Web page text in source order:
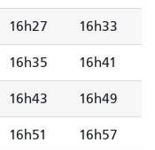
16h27 16h33
16h35 16h41
16h43 16h49
16h51 16h57